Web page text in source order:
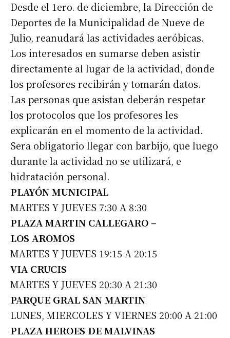
Desde el 1ero. de diciembre, la Dirección de
Deportes de la Municipalidad de Nueve de
Julio, reanudará las actividades aeróbicas.
Los interesados en sumarse deben asistir
directamente al lugar de la actividad, donde
los profesores recibirán y tomarán datos.
Las personas que asistan deberán respetar
los protocolos que los profesores les
explicarán en el momento de la actividad.
Sera obligatorio llegar con barbijo, que luego
durante la actividad no se utilizará, e
hidratación personal.
PLAYÓN MUNICIPAL
MARTES Y JUEVES 7:30 A 8:30
PLAZA MARTIN CALLEGARO –
LOS AROMOS
MARTES Y JUEVES 19:15 A 20:15
VIA CRUCIS
MARTES Y JUEVES 20:30 A 21:30
PARQUE GRAL SAN MARTIN
LUNES, MIERCOLES Y VIERNES 20:00 A 21:00
PLAZA HEROES DE MALVINAS